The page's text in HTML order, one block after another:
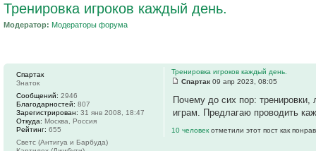
Тренировка игроков каждый день.
Модератор: Модераторы форума
Тренировка игроков каждый день.
Спартак 09 апр 2023, 08:05
Почему до сих пор: тренировки,
играм. Предлагаю проводить
10 человек отметили этот пост как
Спартак
Знаток
Сообщений: 2946
Благодарностей: 807
Зарегистрирован: 31 янв 2008, 18:47
Откуда: Москва, Россия
Рейтинг: 655
Светс (Антигуа и Барбуда)